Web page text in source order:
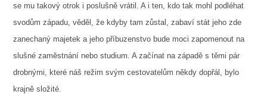
se mu takový otrok i poslušně vrátil. A i ten, kdo tak mohl podléhat
svodům západu, věděl, že kdyby tam zůstal, zabaví stát jeho zde
zanechaný majetek a jeho příbuzenstvo bude moci zapomenout na
slušné zaměstnání nebo studium. A začínat na západě s těmi pár
drobnými, které náš režim svým cestovatelům někdy dopřál, bylo
krajně složité.